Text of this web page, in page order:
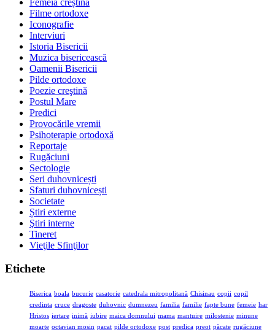
Filme ortodoxe
Iconografie
Interviuri
Istoria Bisericii
Muzica bisericească
Oamenii Bisericii
Pilde ortodoxe
Poezie creştină
Postul Mare
Predici
Provocările vremii
Psihoterapie ortodoxă
Reportaje
Rugăciuni
Sectologie
Seri duhovnicești
Sfaturi duhovnicești
Societate
Știri externe
Ştiri interne
Tineret
Vieţile Sfinţilor
Etichete
Biserica boala bucurie casatorie catedrala mitropolitană Chisinau copii copil
credinta cruce dragoste duhovnic dumnezeu familia familie fapte bune femeie har
Hristos iertare inimă iubire maica domnului mama mantuire milostenie minune
moarte octavian mosin pacat pilde ortodoxe post predica preot păcate rugăciune